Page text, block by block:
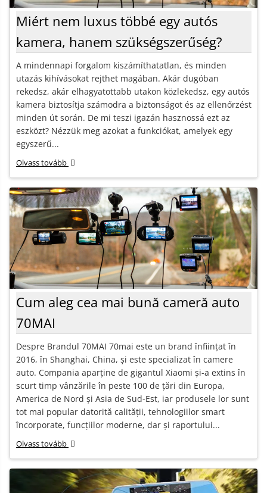
Miért nem luxus többé egy autós
kamera, hanem szükségszerűség?
A mindennapi forgalom kiszámíthatatlan, és minden
utazás kihívásokat rejthet magában. Akár dugóban
rekedsz, akár elhagyatottabb utakon közlekedsz, egy autós
kamera biztosítja számodra a biztonságot és az ellenőrzést
minden út során. De mi teszi igazán hasznossá ezt az
eszközt? Nézzük meg azokat a funkciókat, amelyek egy
egyszerű...
Olvass tovább
Cum aleg cea mai bună cameră auto
70MAI
Despre Brandul 70MAI 70mai este un brand înființat în
2016, în Shanghai, China, și este specializat în camere
auto. Compania aparține de gigantul Xiaomi și-a extins în
scurt timp vânzările în peste 100 de țări din Europa,
America de Nord și Asia de Sud-Est, iar produsele lor sunt
tot mai popular datorită calității, tehnologiilor smart
încorporate, funcțiilor moderne, dar și raportului...
Olvass tovább